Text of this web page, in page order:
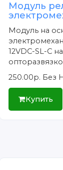
Модуль
Модуль на
12VDC-SL-C
250.00р. Без
Купить